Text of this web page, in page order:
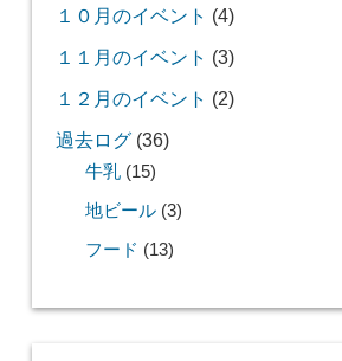
１０月のイベント (4)
１１月のイベント (3)
１２月のイベント (2)
過去ログ(36)
牛乳(15)
地ビール(3)
フード (13)